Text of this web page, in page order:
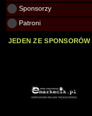
Sponsorzy
Patroni
JEDEN ZE SPONSORÓW